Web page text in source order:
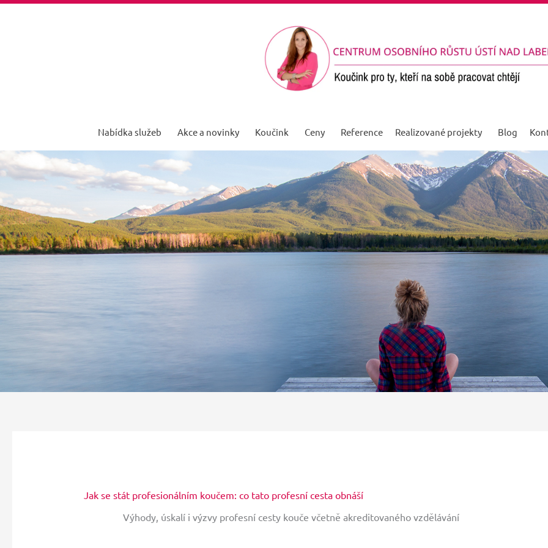
Nabídka služeb Akce a novinky Koučink Ceny Reference Realizované projekty Blog
Jak se stát profesionálním koučem: co tato profesní cesta obnáší
Výhody, úskalí i výzvy profesní cesty kouče včetně akreditovaného vzdělávání